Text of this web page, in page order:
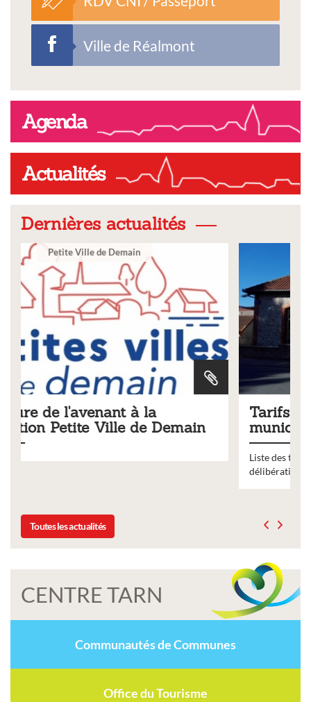
Ville de Réalmont
Agenda
Actualités
Dernières actualités
Tarifs 2026 des services
municipaux
délibération du conseil municipal du 19 décembre 2025
Toutes les actualités
CENTRE TARN
Communautés de Communes
Office du Tourisme